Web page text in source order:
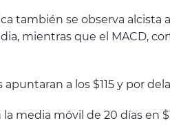
también se observa
mientras que el MACD,
a los $115 y por
media móvil de 20 días en